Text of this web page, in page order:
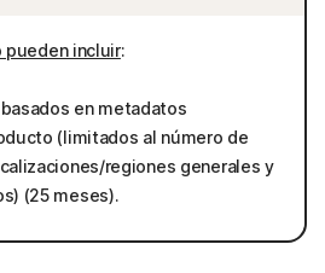
pueden incluir:
en metadatos
(limitados al número de
regiones generales y
(25 meses).